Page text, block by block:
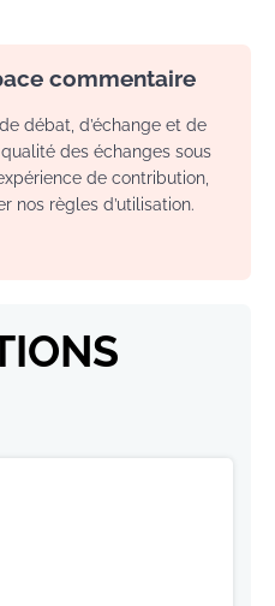
commentaire
débat, d’échange et de
des échanges sous
de contribution,
nos règles d’utilisation.